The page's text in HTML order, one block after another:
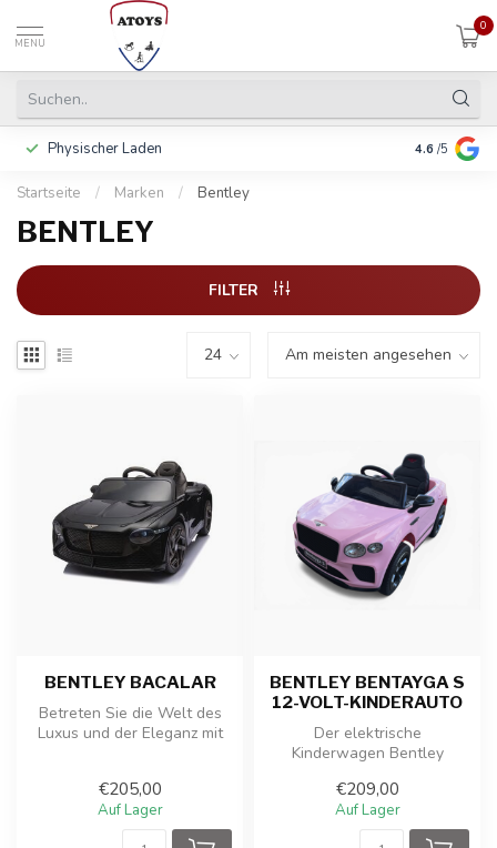
MENU
0
Physischer Laden In 3 Raten
4.6 /5
Startseite / Marken / Bentley
BENTLEY
FILTER
BENTLEY BACALAR
Betreten Sie die Welt des
Luxus und der Eleganz mit
€205,00
Auf Lager
BENTLEY BENTAYGA S
12-VOLT-KINDERAUTO
Der elektrische
Kinderwagen Bentley
Mini-SUV mit r...
€209,00
Auf Lager